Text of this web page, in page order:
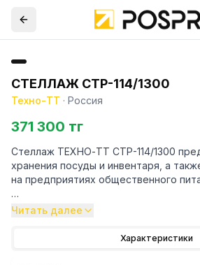
СТЕЛЛАЖ СТР-114/1300
Техно-ТТ · Россия
371 300 тг
Стеллаж ТЕХНО-ТТ СТР-114/1300
хранения посуды и инвентаря, а
на предприятиях общественного
Особенности:
— Стеллаж технологический
Читать далее
Характеристики